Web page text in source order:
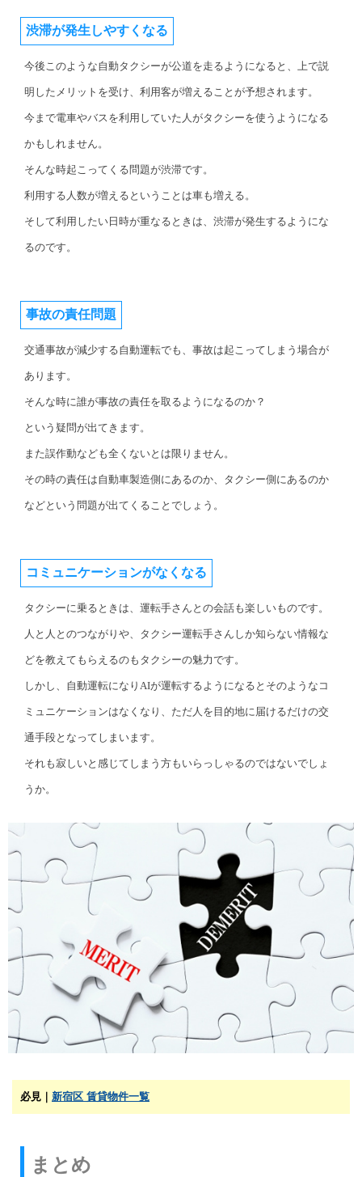
渋滞が発生しやすくなる
今後このような自動タクシーが公道を走るようになると、上で説
明したメリットを受け、利用客が増えることが予想されます。
今まで電車やバスを利用していた人がタクシーを使うようになる
かもしれません。
そんな時起こってくる問題が渋滞です。
利用する人数が増えるということは車も増える。
そして利用したい日時が重なるときは、渋滞が発生するようにな
るのです。
事故の責任問題
交通事故が減少する自動運転でも、事故は起こってしまう場合が
あります。
そんな時に誰が事故の責任を取るようになるのか？
という疑問が出てきます。
また誤作動なども全くないとは限りません。
その時の責任は自動車製造側にあるのか、タクシー側にあるのか
などという問題が出てくることでしょう。
コミュニケーションがなくなる
タクシーに乗るときは、運転手さんとの会話も楽しいものです。
人と人とのつながりや、タクシー運転手さんしか知らない情報な
どを教えてもらえるのもタクシーの魅力です。
しかし、自動運転になりAIが運転するようになるとそのようなコ
ミュニケーションはなくなり、ただ人を目的地に届けるだけの交
通手段となってしまいます。
それも寂しいと感じてしまう方もいらっしゃるのではないでしょ
うか。
必見｜ 新宿区 賃貸物件一覧
まとめ